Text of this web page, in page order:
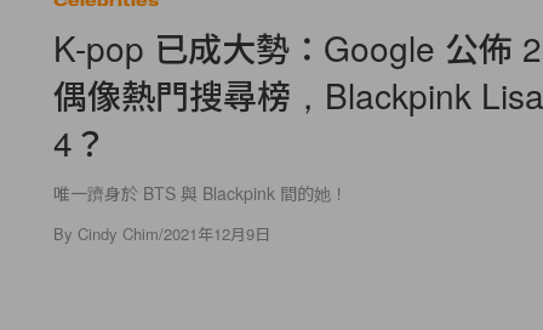
K-pop 已成大勢：Google 公佈
偶像熱門搜尋榜，Blackpink
4？
唯一躋身於 BTS 與 Blackpink 間的她！
By Cindy Chim/2021年12月9日